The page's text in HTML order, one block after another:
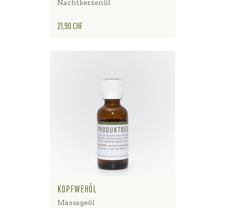
Nachtkerzenöl
Preis
21,90 CHF
KOPFWEHÖL
Massageöl